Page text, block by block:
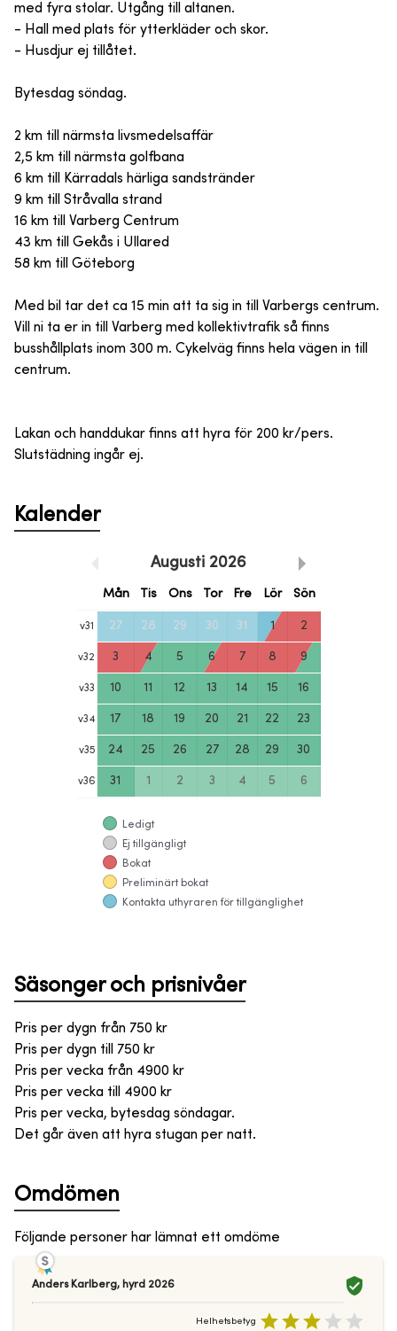
med fyra stolar. Utgång till altanen.
- Hall med plats för ytterkläder och skor.
- Husdjur ej tillåtet.
Bytesdag söndag.
2 km till närmsta livsmedelsaffär
2,5 km till närmsta golfbana
6 km till Kärradals härliga sandstränder
9 km till Stråvalla strand
16 km till Varberg Centrum
43 km till Gekås i Ullared
58 km till Göteborg
Med bil tar det ca 15 min att ta sig in till Varbergs centrum.
Vill ni ta er in till Varberg med kollektivtrafik så finns
busshållplats inom 300 m. Cykelväg finns hela vägen in till
centrum.
Lakan och handdukar finns att hyra för 200 kr/pers.
Slutstädning ingår ej.
Kalender
Augusti 2026
Mån Tis Ons Tor Fre Lör Sön
v31 27 28 29 30 31 1 2
v32 3 4 5 6 7 8 9
v33 10 11 12 13 14 15 16
v34 17 18 19 20 21 22 23
v35 24 25 26 27 28 29 30
v36 31 1 2 3 4 5 6
Ledigt
Ej tillgängligt
Bokat
Preliminärt bokat
Kontakta uthyraren för tillgänglighet
Säsonger och prisnivåer
Pris per dygn från 750 kr
Pris per dygn till
750 kr
Pris per vecka från 4900 kr
Pris per vecka till
4900 kr
Pris per vecka, bytesdag söndagar.
Det går även att hyra stugan per natt.
Omdömen
Följande personer har lämnat ett omdöme
Anders Karlberg, hyrd 2026
Helhetsbetyg